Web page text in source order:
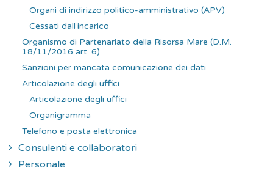
Organi di indirizzo politico-amministrativo (APV)
Cessati dall’incarico
Organismo di Partenariato della Risorsa Mare (D.M.
18/11/2016 art. 6)
Sanzioni per mancata comunicazione dei dati
Articolazione degli uffici
Articolazione degli uffici
Organigramma
Telefono e posta elettronica
Consulenti e collaboratori
Personale